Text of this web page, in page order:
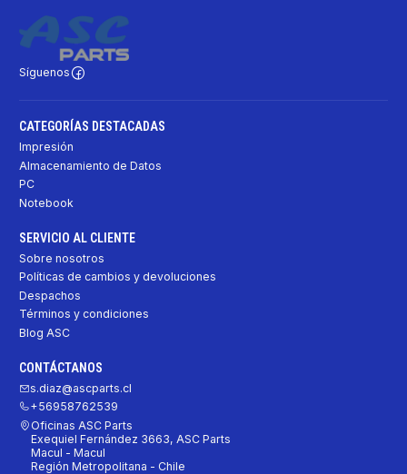
Síguenos
CATEGORÍAS DESTACADAS
Impresión
Almacenamiento de Datos
PC
Notebook
SERVICIO AL CLIENTE
Sobre nosotros
Políticas de cambios y devoluciones
Despachos
Términos y condiciones
Blog ASC
CONTÁCTANOS
s.diaz@ascparts.cl
+56958762539
Oficinas ASC Parts
Exequiel Fernández 3663, ASC Parts
Macul - Macul
Región Metropolitana - Chile